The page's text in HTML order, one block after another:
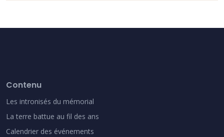
Contenu
Les intronisés du mémorial
La terre battue au fil des ans
Calendrier des événements